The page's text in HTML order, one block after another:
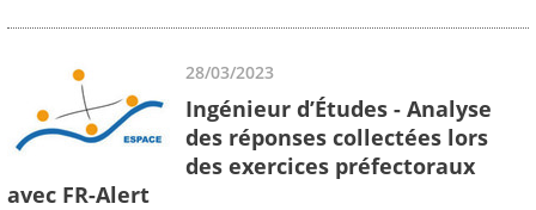
28/03/2023
Ingénieur d’Études - Analyse
des réponses collectées lors
des exercices préfectoraux
avec FR-Alert